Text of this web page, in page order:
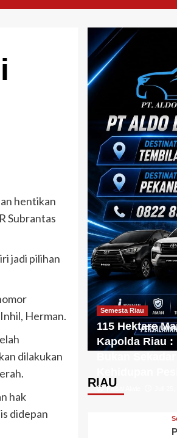
hentikan
Subrantas
jadi pilihan
Herman.
dilakukan
hak
didepan
RIAU
Semesta Riau
115 Hektare
Kapolda Riau :
Faisal Alwie